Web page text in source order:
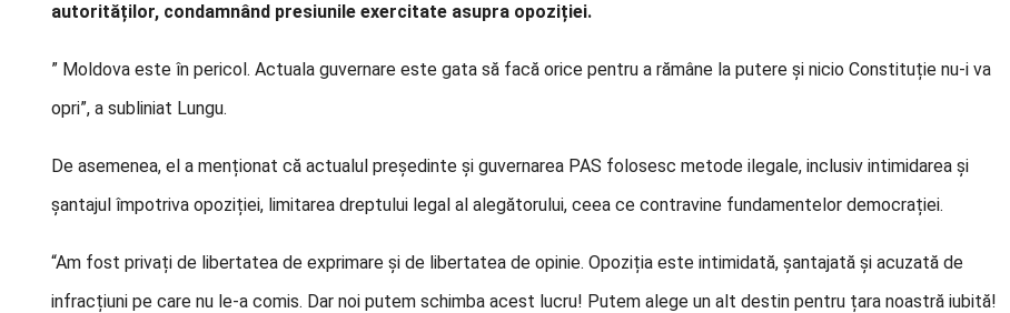
autorităților, condamnând presiunile exercitate asupra opoziției.
” Moldova este în pericol. Actuala guvernare este gata să facă orice pentru a rămâne la putere și nicio Constituție nu-i va
opri”, a subliniat Lungu.
De asemenea, el a menționat că actualul președinte și guvernarea PAS folosesc metode ilegale, inclusiv intimidarea și
șantajul împotriva opoziției, limitarea dreptului legal al alegătorului, ceea ce contravine fundamentelor democrației.
“Am fost privați de libertatea de exprimare și de libertatea de opinie. Opoziția este intimidată, șantajată și acuzată de
infracțiuni pe care nu le-a comis. Dar noi putem schimba acest lucru! Putem alege un alt destin pentru țara noastră iubită!